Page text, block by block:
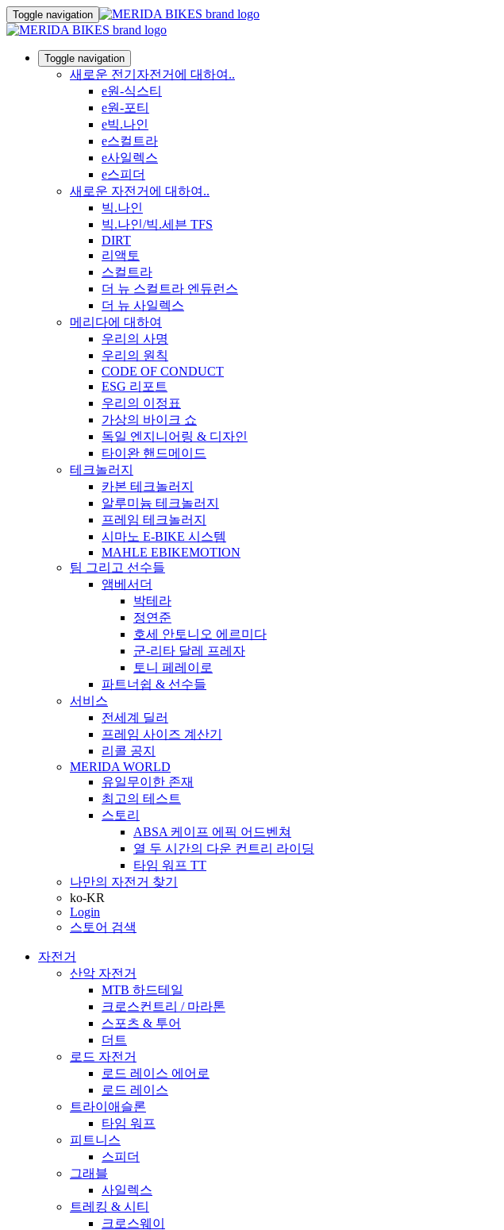
Toggle navigation
Toggle navigation
새로운 전기자전거에 대하여..
e원-식스티
e원-포티
e빅.나인
e스컬트라
e사일렉스
e스피더
새로운 자전거에 대하여..
빅.나인
빅.나인/빅.세븐 TFS
DIRT
리액토
스컬트라
더 뉴 스컬트라 엔듀런스
더 뉴 사일렉스
메리다에 대하여
우리의 사명
우리의 원칙
CODE OF CONDUCT
ESG 리포트
우리의 이정표
가상의 바이크 쇼
독일 엔지니어링 & 디자인
타이완 핸드메이드
테크놀러지
카본 테크놀러지
알루미늄 테크놀러지
프레임 테크놀러지
시마노 E-BIKE 시스템
MAHLE EBIKEMOTION
팀 그리고 선수들
앰베서더
박테라
정연준
호세 안토니오 에르미다
군-리타 달레 프레자
토니 페레이로
파트너쉽 & 선수들
서비스
전세계 딜러
프레임 사이즈 계산기
리콜 공지
MERIDA WORLD
유일무이한 존재
최고의 테스트
스토리
ABSA 케이프 에픽 어드벤쳐
열 두 시간의 다운 컨트리 라이딩
타임 워프 TT
나만의 자전거 찾기
ko-KR
Login
스토어 검색
자전거
산악 자전거
MTB 하드테일
크로스컨트리 / 마라톤
스포츠 & 투어
더트
로드 자전거
로드 레이스 에어로
로드 레이스
트라이애슬론
타임 워프
피트니스
스피더
그래블
사일렉스
트레킹 & 시티
크로스웨이